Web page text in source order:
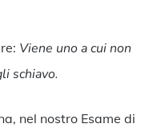
Viene uno a cui non
schiavo.
nel nostro Esame di